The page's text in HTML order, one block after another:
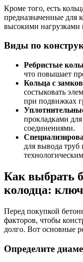
Кроме того, есть
предназначенные для
высокими
Виды по
Ребристые
что повышает
Кольца с
состыковать
при подвижках
прокладками
соединениями.
для вывода
Как выбрать
колодца:
Перед покупкой
факторов, чтобы
долго. Вот основные
Определите